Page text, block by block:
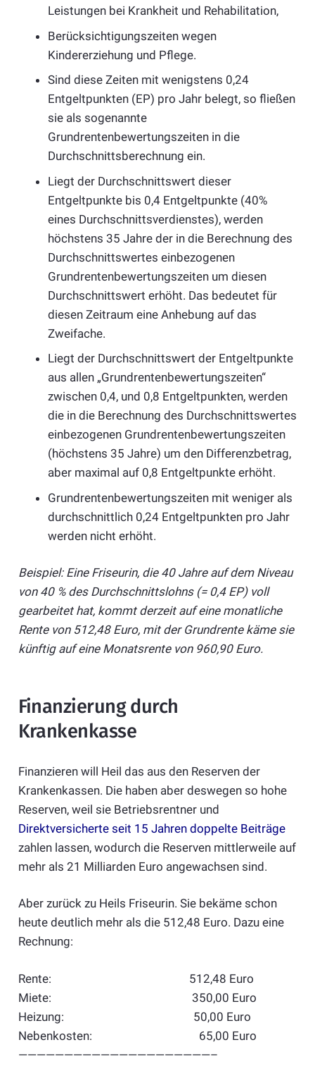
Leistungen bei Krankheit und Rehabilitation,
Berücksichtigungszeiten wegen
Kindererziehung und Pflege.
Sind diese Zeiten mit wenigstens 0,24
Entgeltpunkten (EP) pro Jahr belegt, so fließen
sie als sogenannte
Grundrentenbewertungszeiten in die
Durchschnittsberechnung ein.
Liegt der Durchschnittswert dieser
Entgeltpunkte bis 0,4 Entgeltpunkte (40%
eines Durchschnittsverdienstes), werden
höchstens 35 Jahre der in die Berechnung des
Durchschnittswertes einbezogenen
Grundrentenbewertungszeiten um diesen
Durchschnittswert erhöht. Das bedeutet für
diesen Zeitraum eine Anhebung auf das
Zweifache.
Liegt der Durchschnittswert der Entgeltpunkte
aus allen „Grundrentenbewertungszeiten“
zwischen 0,4, und 0,8 Entgeltpunkten, werden
die in die Berechnung des Durchschnittswertes
einbezogenen Grundrentenbewertungszeiten
(höchstens 35 Jahre) um den Differenzbetrag,
aber maximal auf 0,8 Entgeltpunkte erhöht.
Grundrentenbewertungszeiten mit weniger als
durchschnittlich 0,24 Entgeltpunkten pro Jahr
werden nicht erhöht.
Beispiel: Eine Friseurin, die 40 Jahre auf dem Niveau
von 40 % des Durchschnittslohns (= 0,4 EP) voll
gearbeitet hat, kommt derzeit auf eine monatliche
Rente von 512,48 Euro, mit der Grundrente käme sie
künftig auf eine Monatsrente von 960,90 Euro.
Finanzierung durch
Krankenkasse
Finanzieren will Heil das aus den Reserven der
Krankenkassen. Die haben aber deswegen so hohe
Reserven, weil sie Betriebsrentner und
Direktversicherte seit 15 Jahren doppelte Beiträge
zahlen lassen, wodurch die Reserven mittlerweile auf
mehr als 21 Milliarden Euro angewachsen sind.
Aber zurück zu Heils Friseurin. Sie bekäme schon
heute deutlich mehr als die 512,48 Euro. Dazu eine
Rechnung:
Rente: 512,48 Euro
Miete: 350,00 Euro
Heizung: 50,00 Euro
Nebenkosten: 65,00 Euro
—————————————————————–